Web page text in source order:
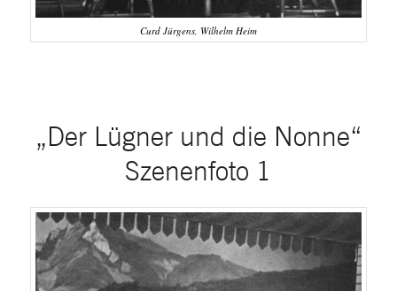
Curd Jürgens, Wilhelm Heim
„Der Lügner und die Nonne“
Szenenfoto 1